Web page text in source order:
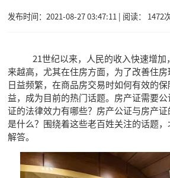
发布时间：2021-08-27 03:47:11 | 阅读： 1472
21世纪以来，人民的收入快速增加
来越高，尤其在住房方面，为了改善住
日益频繁，在商品房交易时如何有效的
益，成为目前的热门话题。房产证需要
证的法律效力有哪些？房产公证与房产
是什么？围绕着这些老百姓关注的话题
解答。